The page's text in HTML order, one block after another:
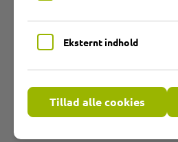
Slanger af slidstærkt PU
Fleksible PVC-slanger
Temperaturbestandige slanger
Eksternt indhold
Tillad alle cookies